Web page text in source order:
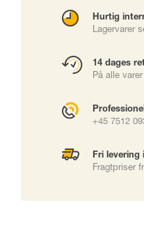
Hurtig
Lagervarer
14 dages
På alle
+45 7512
Fri levering
Fragtpriser